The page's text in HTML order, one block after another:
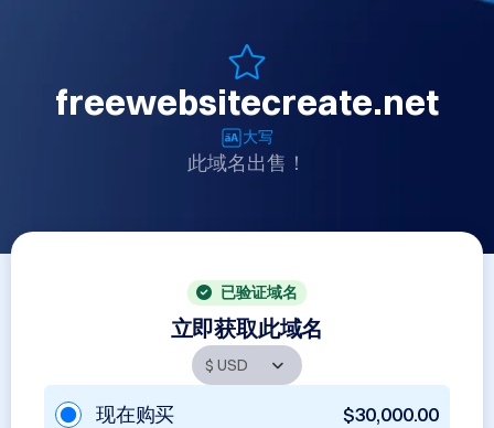
freewebsitecreate.net
大写
此域名出售！
已验证域名
立即获取此域名
现在购买 $30,000.00